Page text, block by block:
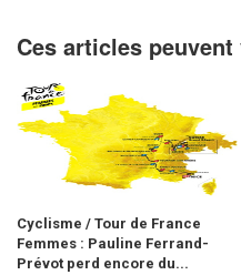
Ces articles
Cyclisme / Tour de France
Femmes : Pauline Ferrand-
Prévot perd encore du...